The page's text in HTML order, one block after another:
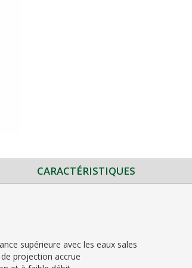
CARACTÉRISTIQUES
supérieure avec les eaux sales
projection accrue